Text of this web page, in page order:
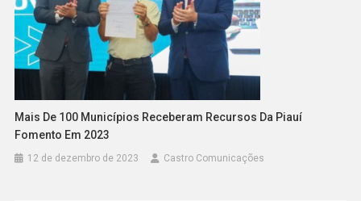
Mais De 100 Municípios Receberam Recursos Da Piauí
Fomento Em 2023
12 de dezembro de 2023 Castro Comunicações